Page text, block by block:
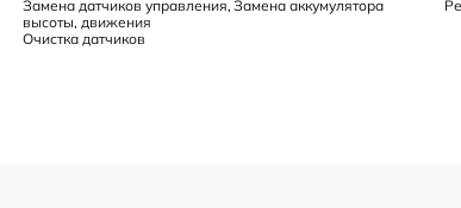
Замена датчиков управления,
высоты, движения
Замена аккумулятора
Очистка датчиков